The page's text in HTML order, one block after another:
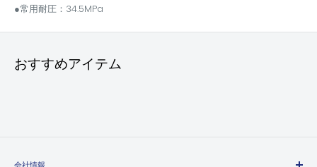
●常用耐圧：34.5MPa
おすすめアイテム